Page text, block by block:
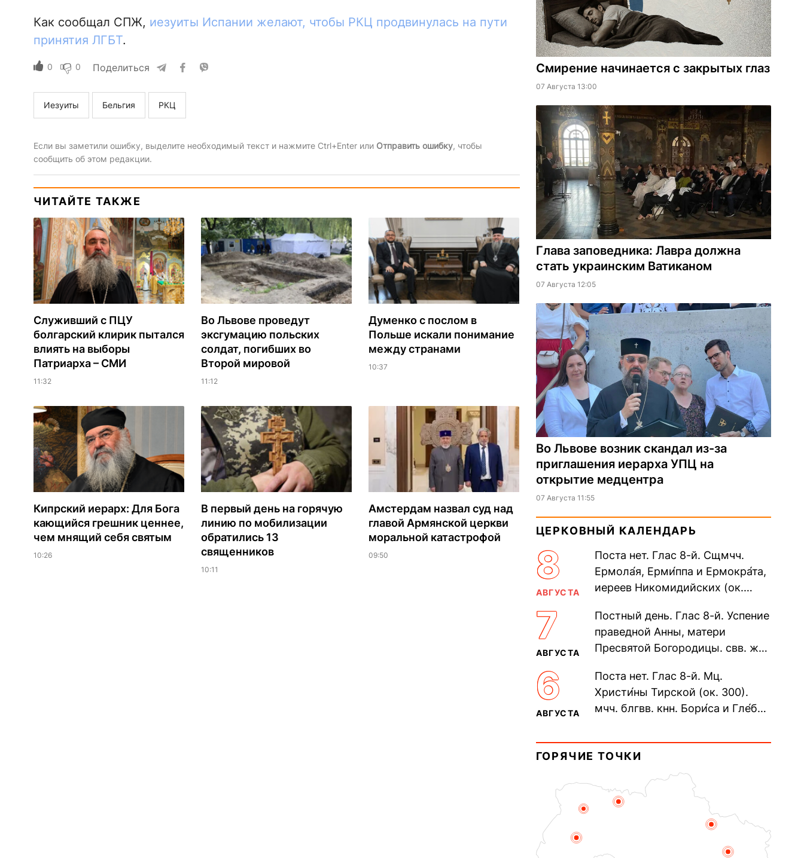
Как сообщал СПЖ, иезуиты Испании желают, чтобы РКЦ продвинулась на пути
принятия ЛГБТ.
0 0 Поделиться
Иезуиты Бельгия РКЦ
Если вы заметили ошибку, выделите необходимый текст и нажмите Ctrl+Enter или Отправить ошибку, чтобы
сообщить об этом редакции.
ЧИТАЙТЕ ТАКЖЕ
Служивший с ПЦУ
болгарский клирик пытался
влиять на выборы
Патриарха – СМИ
11:32
Во Львове проведут
эксгумацию польских
солдат, погибших во
Второй мировой
11:12
Думенко с послом в
Польше искали понимание
между странами
10:37
Кипрский иерарх: Для Бога
кающийся грешник ценнее,
чем мнящий себя святым
10:26
В первый день на горячую
линию по мобилизации
обратились 13
священников
10:11
Амстердам назвал суд над
главой Армянской церкви
моральной катастрофой
09:50
Смирение начинается с закрытых глаз
07 Августа 13:00
Глава заповедника: Лавра должна
стать украинским Ватиканом
07 Августа 12:05
Во Львове возник скандал из-за
приглашения иерарха УПЦ на
открытие медцентра
07 Августа 11:55
ЦЕРКОВНЫЙ КАЛЕНДАРЬ
8
АВГУСТА
Поста нет. Глас 8-й. Сщмчч.
Ермола́я, Ерми́ппа и Ермокра́та,
иереев Никомидийских (ок.
Печерского, в Ближних
пещерах...
7
АВГУСТА
Постный день. Глас 8-й. Успение
праведной Анны, матери
Пресвятой Богородицы. свв. жен
прп. Евпракси́и девы,...
6
АВГУСТА
Поста нет. Глас 8-й. Мц.
Христи́ны Тирской (ок. 300).
мчч. блгвв. кнн. Бори́са и Гле́ба,
Дави́да (1015). Прп....
ГОРЯЧИЕ ТОЧКИ